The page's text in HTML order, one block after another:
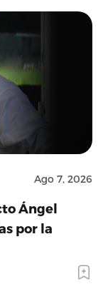
Ago 7, 2026
Ángel
por la